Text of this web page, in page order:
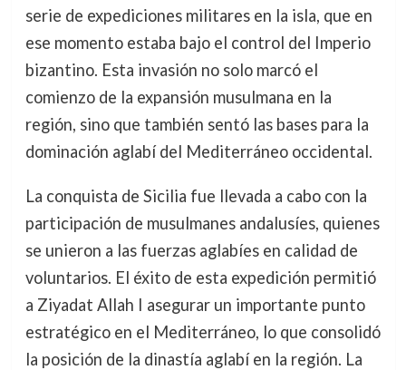
serie de expediciones militares en la isla, que en
ese momento estaba bajo el control del Imperio
bizantino. Esta invasión no solo marcó el
comienzo de la expansión musulmana en la
región, sino que también sentó las bases para la
dominación aglabí del Mediterráneo occidental.
La conquista de Sicilia fue llevada a cabo con la
participación de musulmanes andalusíes, quienes
se unieron a las fuerzas aglabíes en calidad de
voluntarios. El éxito de esta expedición permitió
a Ziyadat Allah I asegurar un importante punto
estratégico en el Mediterráneo, lo que consolidó
la posición de la dinastía aglabí en la región. La